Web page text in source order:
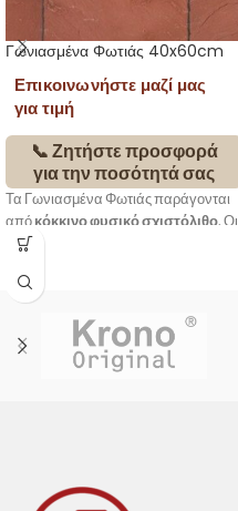
Γωνιασμένα Φωτιάς 40x60cm
Επικοινωνήστε μαζί μας
για τιμή
📞 Ζητήστε προσφορά
για την ποσότητά σας
Τα Γωνιασμένα Φωτιάς παράγονται
από κόκκινο φυσικό σχιστόλιθο. Οι
τέσσερις περιμετρικές πλευρές του
μεγάλες φυσικές.